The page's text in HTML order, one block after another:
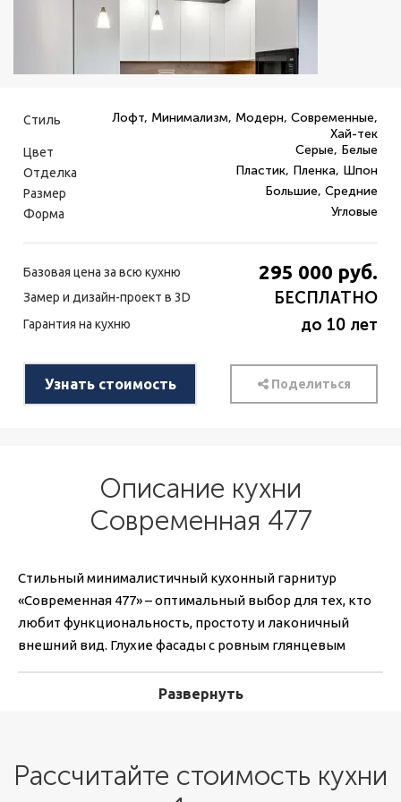
Описание кухни
Современная 477
Стильный минималистичный кухонный гарнитур
«Современная 477» – оптимальный выбор для тех, кто
любит функциональность, простоту и лаконичный
внешний вид. Глухие фасады с ровным глянцевым
идеальную базу для кухонного интерьера. Белая
Кухня выполняется под заказ. Это значит, что,
Развернуть
Стиль
Лофт, Минимализм, Модерн, Современные,
Хай-тек
Цвет Серые, Белые
Отделка Пластик, Пленка, Шпон
Размер Большие, Средние
Форма Угловые
Базовая цена за всю кухню 295 000 руб.
Замер и дизайн-проект в 3D БЕСПЛАТНО
Гарантия на кухню до 10 лет
Узнать стоимость Поделиться
Рассчитайте стоимость кухни